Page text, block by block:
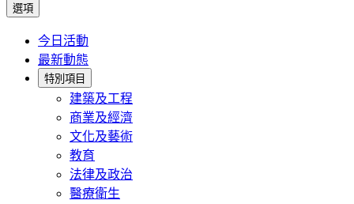
選項
今日活動
最新動態
特別項目
建築及工程
商業及經濟
文化及藝術
教育
法律及政治
醫療衛生